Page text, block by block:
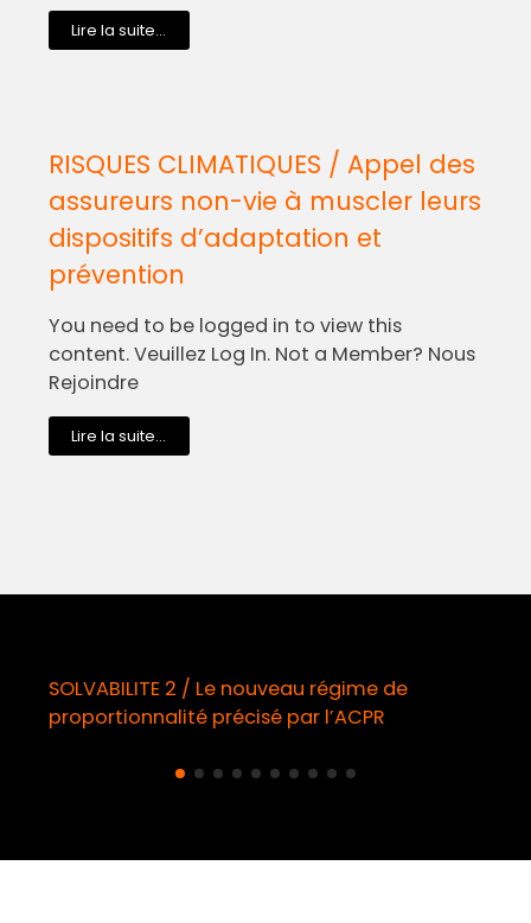
Lire la suite...
RISQUES CLIMATIQUES / Appel des
assureurs non-vie à muscler leurs
dispositifs d’adaptation et
prévention
You need to be logged in to view this
content. Veuillez Log In. Not a Member? Nous
Rejoindre
Lire la suite...
SOLVABILITE 2 / Le nouveau régime de
proportionnalité précisé par l’ACPR